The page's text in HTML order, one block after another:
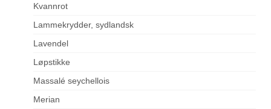
Kvannrot
Lammekrydder, sydlandsk
Lavendel
Løpstikke
Massalé seychellois
Merian